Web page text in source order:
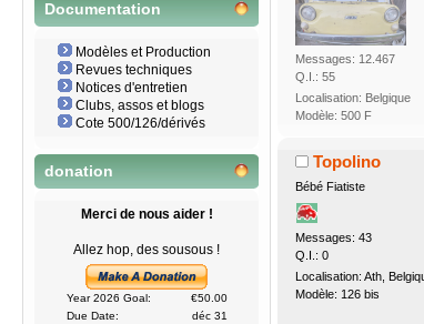
Documentation
Modèles et Production
Revues techniques
Notices d'entretien
Clubs, assos et blogs
Cote 500/126/dérivés
donation
Merci de nous aider !
Allez hop, des sousous !
Year 2026 Goal:
€50.00
Due Date:
déc 31
Messages: 12.467
Q.I.: 55
Localisation: Belgique
Modèle: 500 F
Topolino
Bébé Fiatiste
Messages: 43
Q.I.: 0
Localisation: Ath,
Modèle: 126 bis